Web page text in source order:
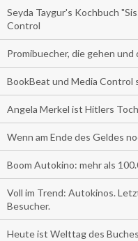
Seyda Taygur's Kochbuch
Control
Promibuecher, die gehen und
BookBeat und Media
Angela Merkel ist Hitlers
Wenn am Ende des Geldes
Boom Autokino: mehr als
Voll im Trend: Autokinos.
Besucher.
Heute ist Welttag des